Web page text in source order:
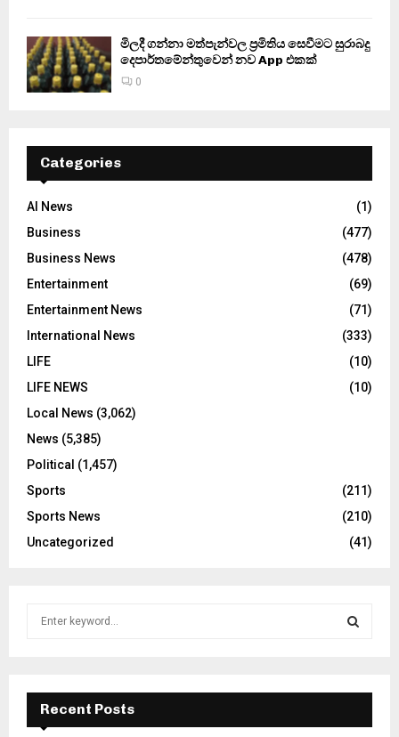
මිලදී ගන්නා මත්පැන්වල ප්‍රමිතිය සෙවීමට සුරාබදු
දෙපාර්තමේන්තුවෙන් නව App එකක්
0
Categories
AI News
(1)
Business
(477)
Business News
(478)
Entertainment
(69)
Entertainment News
(71)
International News
(333)
LIFE
(10)
LIFE NEWS
(10)
Local News (3,062)
News (5,385)
Political (1,457)
Sports
(211)
Sports News
(210)
Uncategorized
(41)
f
E
A
Recent Posts